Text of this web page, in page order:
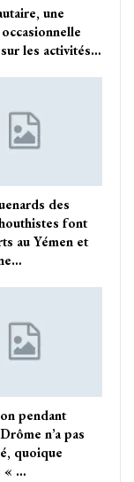
une
les activités…
des
font
au Yémen et
pendant
n’a pas
quoique
« …